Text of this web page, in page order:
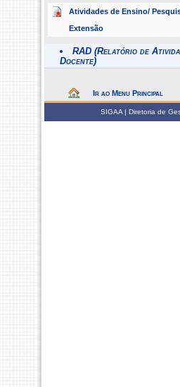
Atividades de Ensino/
Extensão
RAD (Relatório de
Docente)
Ir ao Menu Principal
SIGAA | Diretoria de